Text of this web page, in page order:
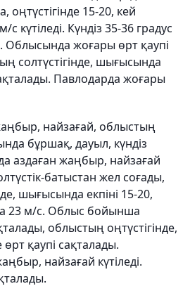
15-20, кей
с күтіледі. Күндіз 35-36 градус
Облысында жоғары өрт қаупі
солтүстігінде, шығысында
Павлодарда жоғары
найзағай, облыстың
бұршақ, дауыл, күндіз
аздаған жаңбыр, найзағай
батыстан жел соғады,
шығысында екпіні 15-20,
23 м/с. Облыс бойынша
облыстың оңтүстігінде,
қаупі сақталады.
найзағай күтіледі.